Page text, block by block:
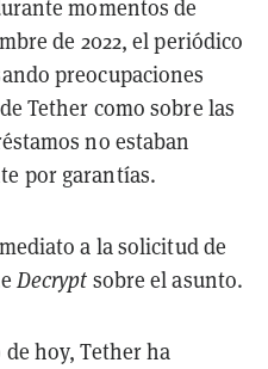
momentos de
de 2022, el periódico
preocupaciones
Tether como sobre las
no estaban
por garantías.
a la solicitud de
Decrypt sobre el asunto.
hoy, Tether ha